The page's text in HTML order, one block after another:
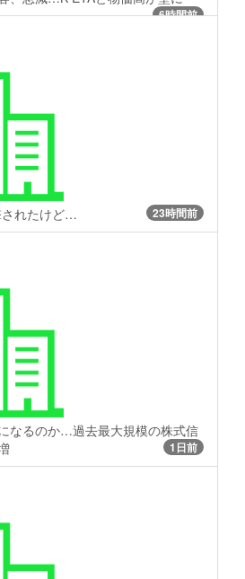
6時間前
されたけど… 23時間前
なるのか…過去最大規模の株式信
1日前